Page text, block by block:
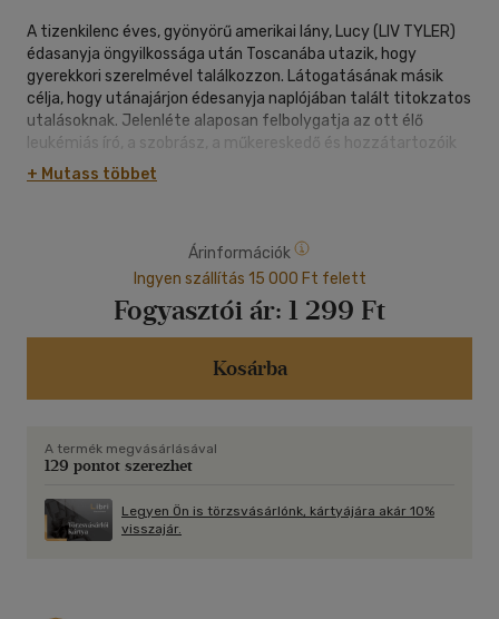
A tizenkilenc éves, gyönyörű amerikai lány, Lucy (LIV TYLER)
édasanyja öngyilkossága után Toscanába utazik, hogy
gyerekkori szerelmével találkozzon. Látogatásának másik
célja, hogy utánajárjon édesanyja naplójában talált titokzatos
utalásoknak. Jelenléte alaposan felbolygatja az ott élő
leukémiás író, a szobrász, a műkereskedő és hozzátartozóik
lakta, unalomba fulladó művésztanya életét.
16 éven aluliaknak nem ajánlott. F/8698/J
+ Mutass többet
Árinformációk
Ingyen szállítás 15 000 Ft felett
Fogyasztói ár: 1 299 Ft
Kosárba
A termék megvásárlásával
129 pontot szerezhet
Legyen Ön is törzsvásárlónk, kártyájára akár 10%
visszajár.